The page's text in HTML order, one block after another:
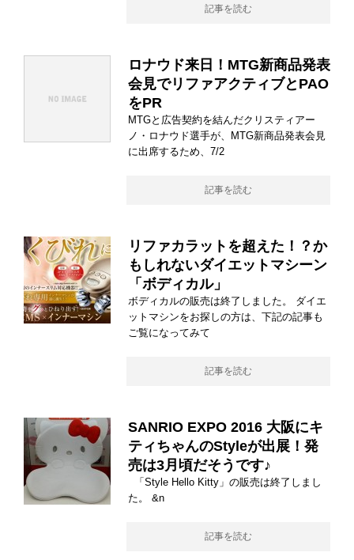
記事を読む
ロナウド来日！MTG新商品発表
会見でリファアクティブとPAO
をPR
MTGと広告契約を結んだクリスティアー
ノ・ロナウド選手が、MTG新商品発表会見
に出席するため、7/2
記事を読む
リファカラットを超えた！？か
もしれないダイエットマシーン
「ボディカル」
ボディカルの販売は終了しました。 ダイエ
ットマシンをお探しの方は、下記の記事も
ご覧になってみて
記事を読む
SANRIO EXPO 2016 大阪にキ
ティちゃんのStyleが出展！発
売は3月頃だそうです♪
「Style Hello Kitty」の販売は終了しまし
た。 &n
記事を読む